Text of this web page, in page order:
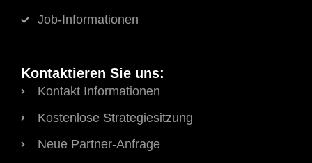
Job-Informationen
Kontaktieren Sie uns:
Kontakt Informationen
Kostenlose Strategiesitzung
Neue Partner-Anfrage